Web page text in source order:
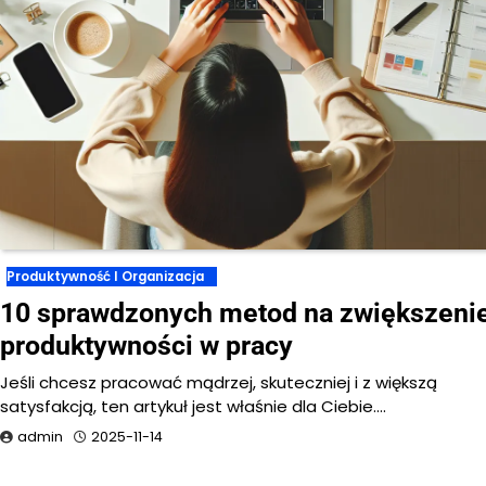
Produktywność I Organizacja
10 sprawdzonych metod na
produktywności w pracy
Jeśli chcesz pracować mądrzej, skuteczniej i z większą
satysfakcją, ten artykuł jest właśnie dla Ciebie.…
admin 2025-11-14